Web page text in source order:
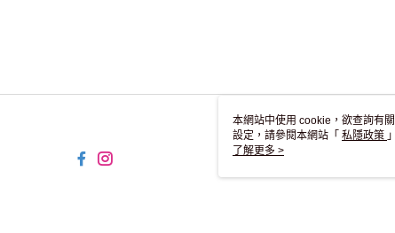
本網站中使用 cookie，欲查詢有
設定，請參閱本網站「 私隱政策
用 cookie。
了解更多 >